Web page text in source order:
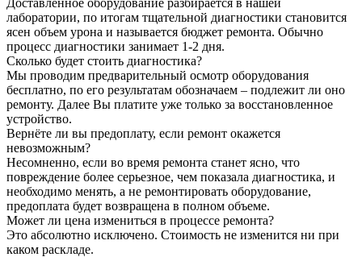
лаборатории, по итогам тщательной диагностики становится
ясен объем урона и называется бюджет ремонта. Обычно
процесс диагностики занимает 1-2 дня.
Сколько будет стоить диагностика?
Мы проводим предварительный осмотр оборудования
бесплатно, по его результатам обозначаем – подлежит ли оно
ремонту. Далее Вы платите уже только за восстановленное
устройство.
Вернёте ли вы предоплату, если ремонт окажется
невозможным?
Несомненно, если во время ремонта станет ясно, что
повреждение более серьезное, чем показала диагностика, и
необходимо менять, а не ремонтировать оборудование,
предоплата будет возвращена в полном объеме.
Может ли цена измениться в процессе ремонта?
Это абсолютно исключено. Стоимость не изменится ни при
каком раскладе.